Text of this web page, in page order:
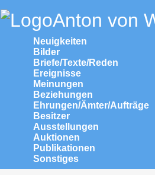
Anton von
Neuigkeiten
Bilder
Briefe/Texte/Reden
Ereignisse
Meinungen
Beziehungen
Ehrungen/Ämter/Aufträge
Besitzer
Ausstellungen
Auktionen
Publikationen
Sonstiges